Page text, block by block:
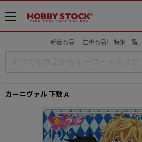
メ
ニ
新着商品 在庫商品 特集一覧
カーニヴァル 下敷 A